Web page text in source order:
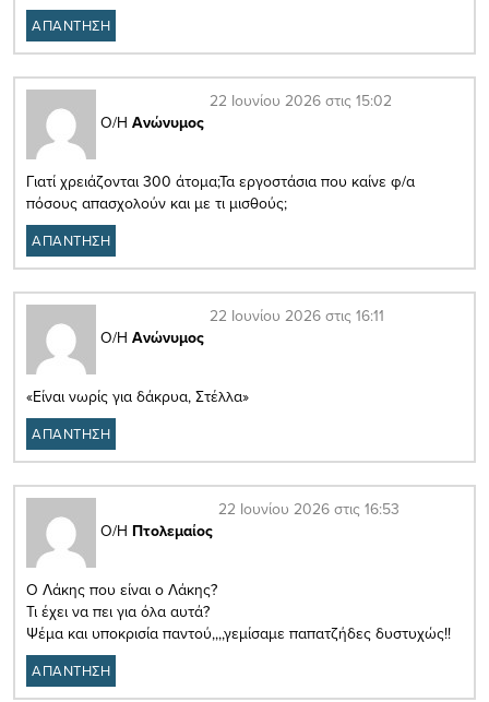
ΑΠΑΝΤΗΣΗ
Ο/Η Ανώνυμος
22 Ιουνίου 2026 στις 15:02
Γιατί χρειάζονται 300 άτομα;Τα εργοστάσια που καίνε φ/α
πόσους απασχολούν και με τι μισθούς;
ΑΠΑΝΤΗΣΗ
Ο/Η Ανώνυμος
22 Ιουνίου 2026 στις 16:11
«Είναι νωρίς για δάκρυα, Στέλλα»
ΑΠΑΝΤΗΣΗ
Ο/Η Πτολεμαίος
22 Ιουνίου 2026 στις 16:53
Ο Λάκης που είναι ο Λάκης?
Τι έχει να πει για όλα αυτά?
Ψέμα και υποκρισία παντού,,,,γεμίσαμε παπατζήδες δυστυχώς!!
ΑΠΑΝΤΗΣΗ